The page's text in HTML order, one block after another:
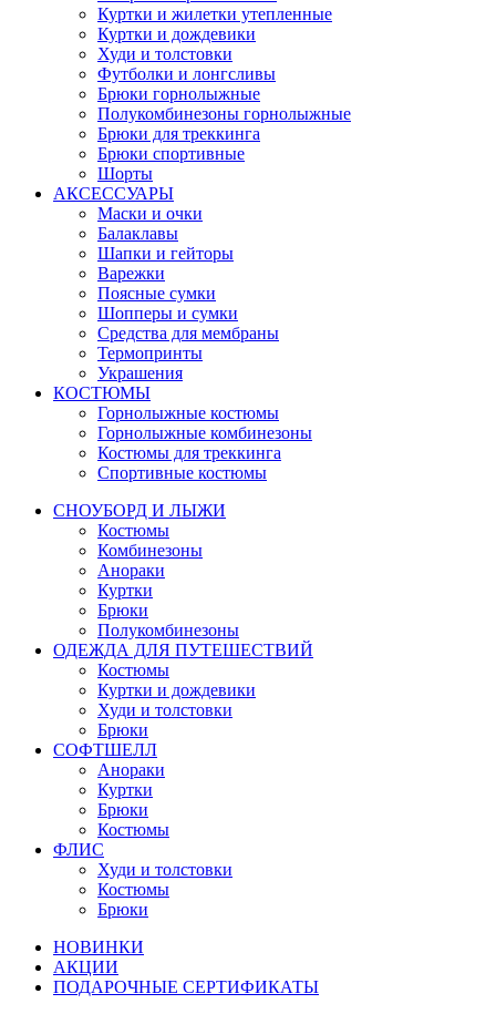
Куртки и жилетки утепленные
Куртки и дождевики
Худи и толстовки
Футболки и лонгсливы
Брюки горнолыжные
Полукомбинезоны горнолыжные
Брюки для треккинга
Брюки спортивные
Шорты
АКСЕССУАРЫ
Маски и очки
Балаклавы
Шапки и гейторы
Варежки
Поясные сумки
Шопперы и сумки
Средства для мембраны
Термопринты
Украшения
КОСТЮМЫ
Горнолыжные костюмы
Горнолыжные комбинезоны
Костюмы для треккинга
Спортивные костюмы
СНОУБОРД И ЛЫЖИ
Костюмы
Комбинезоны
Анораки
Куртки
Брюки
Полукомбинезоны
ОДЕЖДА ДЛЯ ПУТЕШЕСТВИЙ
Костюмы
Куртки и дождевики
Худи и толстовки
Брюки
СОФТШЕЛЛ
Анораки
Куртки
Брюки
Костюмы
ФЛИС
Худи и толстовки
Костюмы
Брюки
НОВИНКИ
АКЦИИ
ПОДАРОЧНЫЕ СЕРТИФИКАТЫ